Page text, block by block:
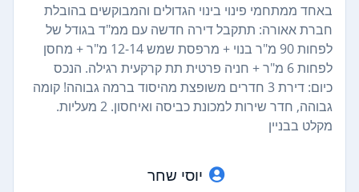
באחד ממתחמי פינוי בינוי הגדולים והמבוקשים בהובלת
חברת אאורה: תתקבל דירה חדשה עם ממ"ד בגודל של
לפחות 90 מ"ר בנוי + מרפסת שמש 12-14 מ"ר + מחסן
לפחות 6 מ"ר + חניה פרטית תת קרקעית רגילה. הנכס
כיום: דירת 3 חדרים משופצת מהיסוד ברמה גבוהה! קומה
גבוהה, חדר שירות למכונת כביסה ואיחסון. 2 מעליות.
מקלט בבניין
יוסי שחר